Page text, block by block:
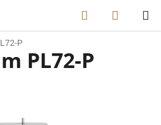
Hľadať
KOŠÍK
P
PL72-P